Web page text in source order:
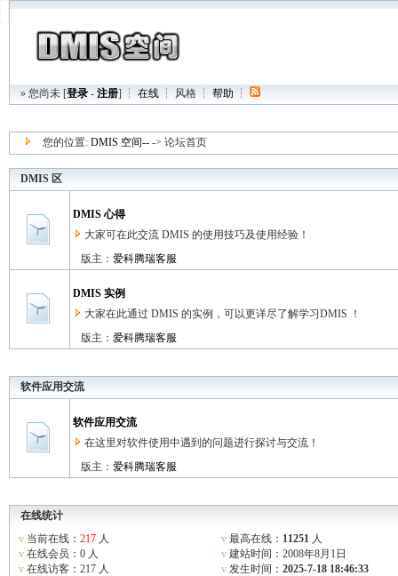
» 您尚未 [登录 - 注册] ┆ 在线 ┆ 风格 ┆ 帮助 ┆
您的位置: DMIS 空间-- -> 论坛首页
DMIS 区
DMIS 心得
大家可在此交流 DMIS 的使用技巧及使用经验！
版主： 爱科腾瑞客服
DMIS 实例
大家在此通过 DMIS 的实例，可以更详尽了解学习DMIS ！
版主： 爱科腾瑞客服
软件应用交流
软件应用交流
在这里对软件使用中遇到的问题进行探讨与交流！
版主： 爱科腾瑞客服
在线统计
v当前在线： 217人
v在线会员：0 人
v在线访客：217 人
v最高在线： 11251人
v建站时间：2008年8月1日
v发生时间： 2025-7-18 18:46:33